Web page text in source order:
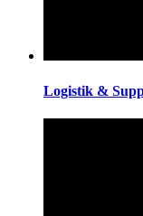
Logistik &